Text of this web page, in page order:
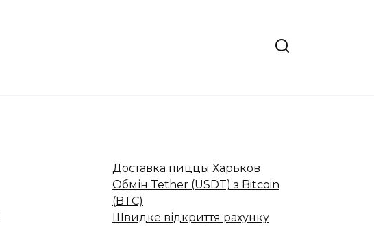
Доставка пиццы Харьков
Обмін Tether (USDT) з Bitcoin
(BTC)
Швидке відкриття рахунку